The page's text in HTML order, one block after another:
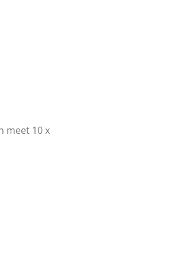
meet 10 x